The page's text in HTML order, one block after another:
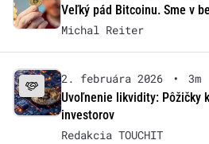
Veľký pád Bitcoinu. Sme v
Michal Reiter
2. februára 2026 •
3m
Uvoľnenie likvidity: Pôžičky
investorov
Redakcia TOUCHIT